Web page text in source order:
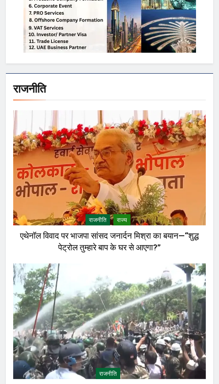
राजनीति
राजनीति राज्य
एथेनॉल विवाद पर भाजपा सांसद जनार्दन मिश्रा का बयान—“शुद्ध
पेट्रोल तुम्हारे बाप के घर से आएगा?”
राजनीति